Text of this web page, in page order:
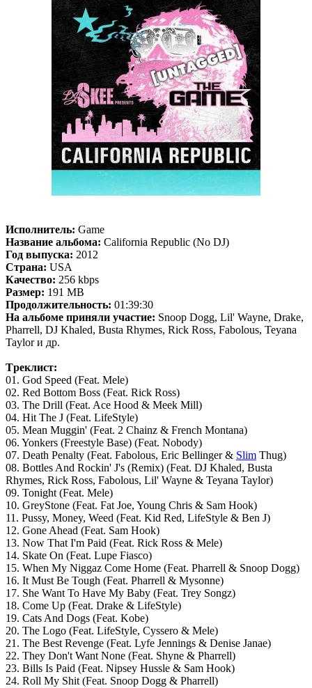
Исполнитель: Game
Название альбома: California Republic (No DJ)
Год выпуска: 2012
Страна: USA
Качество: 256 kbps
Размер: 191 MB
Продолжительность: 01:39:30
На альбоме приняли участие: Snoop Dogg, Lil' Wayne, Drake,
Pharrell, DJ Khaled, Busta Rhymes, Rick Ross, Fabolous, Teyana
Taylor и др.
Tреклист:
01. God Speed (Feat. Mele)
02. Red Bottom Boss (Feat. Rick Ross)
03. The Drill (Feat. Ace Hood & Meek Mill)
04. Hit The J (Feat. LifeStyle)
05. Mean Muggin' (Feat. 2 Chainz & French Montana)
06. Yonkers (Freestyle Base) (Feat. Nobody)
07. Death Penalty (Feat. Fabolous, Eric Bellinger & Slim Thug)
08. Bottles And Rockin' J's (Remix) (Feat. DJ Khaled, Busta
Rhymes, Rick Ross, Fabolous, Lil' Wayne & Teyana Taylor)
09. Tonight (Feat. Mele)
10. GreyStone (Feat. Fat Joe, Young Chris & Sam Hook)
11. Pussy, Money, Weed (Feat. Kid Red, LifeStyle & Ben J)
12. Gone Ahead (Feat. Sam Hook)
13. Now That I'm Paid (Feat. Rick Ross & Mele)
14. Skate On (Feat. Lupe Fiasco)
15. When My Niggaz Come Home (Feat. Pharrell & Snoop Dogg)
16. It Must Be Tough (Feat. Pharrell & Mysonne)
17. She Want To Have My Baby (Feat. Trey Songz)
18. Come Up (Feat. Drake & LifeStyle)
19. Cats And Dogs (Feat. Kobe)
20. The Logo (Feat. LifeStyle, Cyssero & Mele)
21. The Best Revenge (Feat. Lyfe Jennings & Denise Janae)
22. They Don't Want None (Feat. Shyne & Pharrell)
23. Bills Is Paid (Feat. Nipsey Hussle & Sam Hook)
24. Roll My Shit (Feat. Snoop Dogg & Pharrell)